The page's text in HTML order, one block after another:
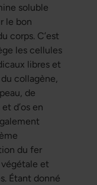
soluble
le bon
corps. C’est
les cellules
libres et
collagène,
de
d’os en
du fer
végétale et
Étant donné